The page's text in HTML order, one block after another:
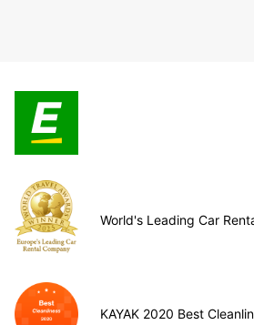
World's Leading Car
KAYAK 2020 Best